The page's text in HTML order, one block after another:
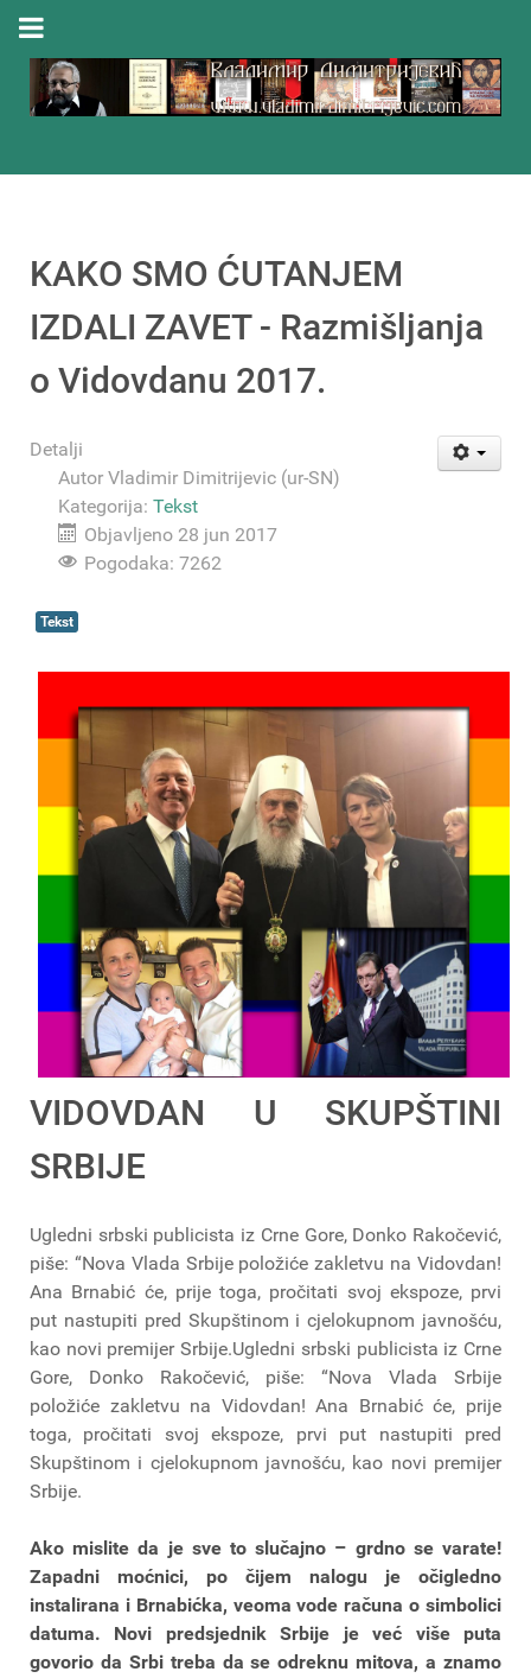
KAKO SMO ĆUTANJEM
IZDALI ZAVET - Razmišljanja
o Vidovdanu 2017.
Detalji
Autor Vladimir Dimitrijevic (ur-SN)
Kategorija: Tekst
Objavljeno 28 jun 2017
Pogodaka: 7262
Tekst
VIDOVDAN U SKUPŠTINI
SRBIJE
Ugledni srbski publicista iz Crne Gore, Donko Rakočević,
piše: “Nova Vlada Srbije položiće zakletvu na Vidovdan!
Ana Brnabić će, prije toga, pročitati svoj ekspoze, prvi
put nastupiti pred Skupštinom i cjelokupnom javnošću,
kao novi premijer Srbije.Ugledni srbski publicista iz Crne
Gore, Donko Rakočević, piše: “Nova Vlada Srbije
položiće zakletvu na Vidovdan! Ana Brnabić će, prije
toga, pročitati svoj ekspoze, prvi put nastupiti pred
Skupštinom i cjelokupnom javnošću, kao novi premijer
Srbije.
Ako mislite da je sve to slučajno – grdno se varate!
Zapadni moćnici, po čijem nalogu je očigledno
instalirana i Brnabićka, veoma vode računa o simbolici
datuma. Novi predsjednik Srbije je već više puta
govorio da Srbi treba da se odreknu mitova, a znamo